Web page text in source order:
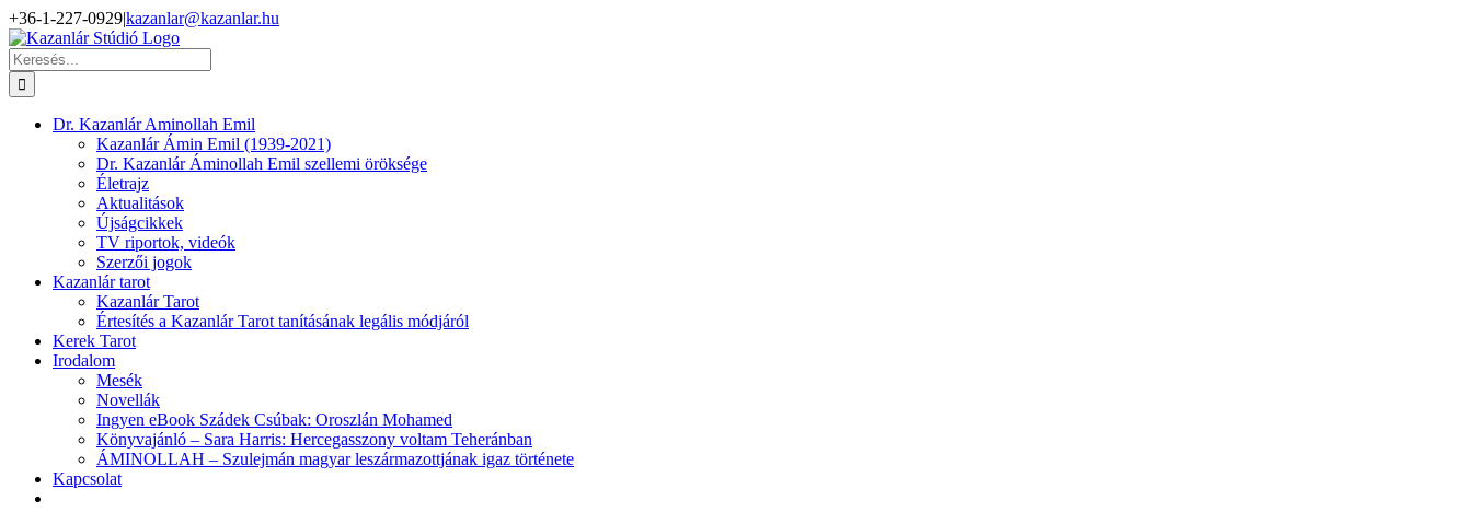
Kihagyás
+36-1-227-0929|kazanlar@kazanlar.hu
Facebook
YouTube
Keresés...
Dr. Kazanlár Aminollah Emil
Kazanlár Ámin Emil (1939-2021)
Dr. Kazanlár Áminollah Emil szellemi öröksége
Életrajz
Aktualitások
Újságcikkek
TV riportok, videók
Szerzői jogok
Kazanlár tarot
Kazanlár Tarot
Értesítés a Kazanlár Tarot tanításának legális módjáról
Kerek Tarot
Irodalom
Mesék
Novellák
Ingyen eBook Szádek Csúbak: Oroszlán Mohamed
Könyvajánló – Sara Harris: Hercegasszony voltam Teheránban
ÁMINOLLAH – Szulejmán magyar leszármazottjának igaz története
Kapcsolat